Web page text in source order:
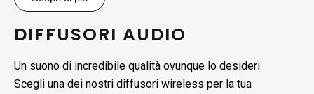
DIFFUSORI AUDIO
Un suono di incredibile qualità ovunque lo desideri.
Scegli una dei nostri diffusori wireless per la tua